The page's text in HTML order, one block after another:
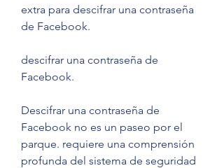
extra para descifrar una contraseña
de Facebook.
descifrar una contraseña de
Facebook.
Descifrar una contraseña de
Facebook no es un paseo por el
parque. requiere una comprensión
profunda del sistema de seguridad